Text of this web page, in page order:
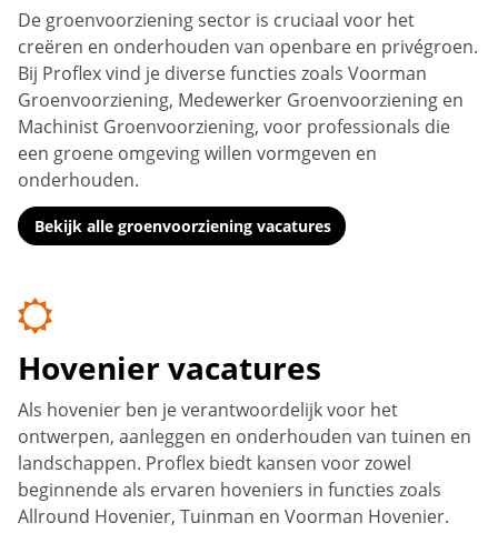
De groenvoorziening sector is cruciaal voor het
creëren en onderhouden van openbare en privégroen.
Bij Proflex vind je diverse functies zoals Voorman
Groenvoorziening, Medewerker Groenvoorziening en
Machinist Groenvoorziening, voor professionals die
een groene omgeving willen vormgeven en
onderhouden.
Bekijk alle groenvoorziening vacatures
Hovenier vacatures
Als hovenier ben je verantwoordelijk voor het
ontwerpen, aanleggen en onderhouden van tuinen en
landschappen. Proflex biedt kansen voor zowel
beginnende als ervaren hoveniers in functies zoals
Allround Hovenier, Tuinman en Voorman Hovenier.